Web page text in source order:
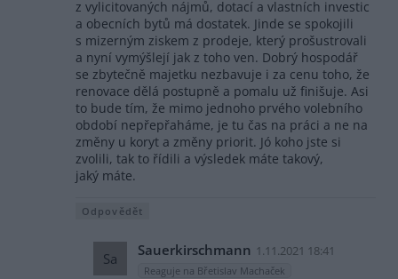
z vylicitovaných nájmů, dotací a vlastních investic
a obecních bytů má dostatek. Jinde se spokojili
s mizerným ziskem z prodeje, který prošustrovali
a nyní vymýšlejí jak z toho ven. Dobrý hospodář
se zbytečně majetku nezbavuje i za cenu toho, že
renovace dělá postupně a pomalu už finišuje. Asi
to bude tím, že mimo jednoho prvého volebního
období nepřepřaháme, je tu čas na práci a ne na
změny u koryt a změny priorit. Jó koho jste si
zvolili, tak to řídili a výsledek máte takový,
jaký máte.
Odpovědět
Sa Sauerkirschmann 1.11.2021 18:41
Reaguje na Břetislav Machaček